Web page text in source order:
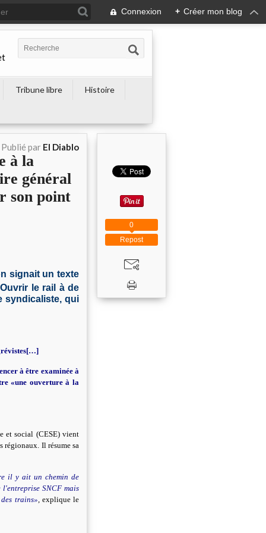
Connexion + Créer mon blog
Tribune libre Histoire
Publié par El Diablo
à la
général
son point
signait un texte
le rail à de
syndicaliste, qui
à être examinée à
«une ouverture à la
et social (CESE) vient
régionaux. Il résume sa
il y ait un chemin de
SNCF mais
trains», explique le
Repost
0